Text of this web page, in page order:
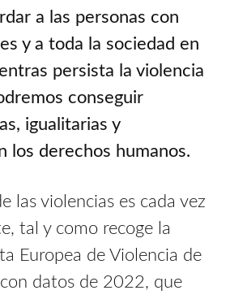
a las personas con
y a toda la sociedad en
persista la violencia
conseguir
igualitarias y
los derechos humanos.
las violencias es cada vez
tal y como recoge la
Europea de Violencia de
datos de 2022, que